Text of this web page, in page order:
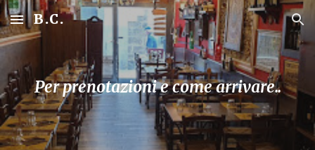
Skip to main content Skip to navigation
B.C.
Per prenotazioni e come arrivare..